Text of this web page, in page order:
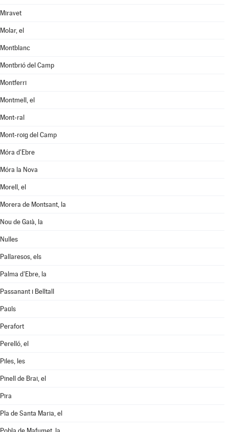
Miravet
Molar, el
Montblanc
Montbrió del Camp
Montferri
Montmell, el
Mont-ral
Mont-roig del Camp
Móra d'Ebre
Móra la Nova
Morell, el
Morera de Montsant, la
Nou de Gaià, la
Nulles
Pallaresos, els
Palma d'Ebre, la
Passanant i Belltall
Paüls
Perafort
Perelló, el
Piles, les
Pinell de Brai, el
Pira
Pla de Santa Maria, el